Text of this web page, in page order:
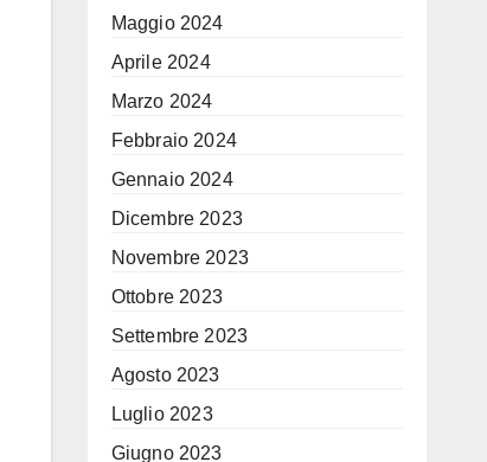
Maggio 2024
Aprile 2024
Marzo 2024
Febbraio 2024
Gennaio 2024
Dicembre 2023
Novembre 2023
Ottobre 2023
Settembre 2023
Agosto 2023
Luglio 2023
Giugno 2023